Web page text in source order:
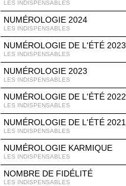
LES INDISPENSABLES
NUMÉROLOGIE 2024
LES INDISPENSABLES
NUMÉROLOGIE DE L'ÉTÉ 2023
LES INDISPENSABLES
NUMÉROLOGIE 2023
LES INDISPENSABLES
NUMÉROLOGIE DE L'ÉTÉ 2022
LES INDISPENSABLES
NUMÉROLOGIE DE L'ÉTÉ 2021
LES INDISPENSABLES
NUMÉROLOGIE KARMIQUE
LES INDISPENSABLES
NOMBRE DE FIDÉLITÉ
LES INDISPENSABLES